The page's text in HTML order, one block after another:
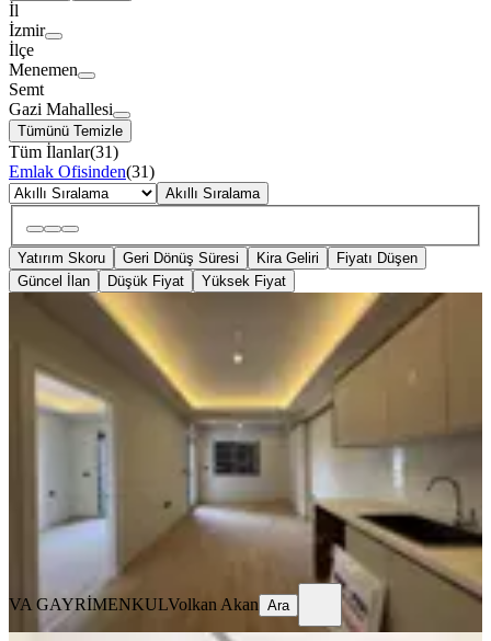
İl
İzmir
İlçe
Menemen
Semt
Gazi Mahallesi
Tümünü Temizle
Tüm İlanlar(31)
Emlak Ofisinden(31)
Akıllı Sıralama
Yatırım Skoru Geri Dönüş Süresi Kira Geliri
Fiyatı Düşen
Güncel İlan
Düşük Fiyat Yüksek Fiyat
SIFIR BİNA
Va-1 Yatırımlık Ve Oturuma Hazır
Lüks 1+1 Daire
Menemen, Gazi Mahallesi
45 m²· 7. Kat· 31.07.2026
2.725.000 ₺
VA GAYRİMENKUL Volkan Akan
VA GAYRİMENKULVolkan Akan Ara